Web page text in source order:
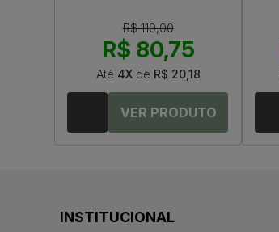
R$ 110,00
R$ 80,75
Até 4Xde R$ 20,18
INSTITUCIONAL